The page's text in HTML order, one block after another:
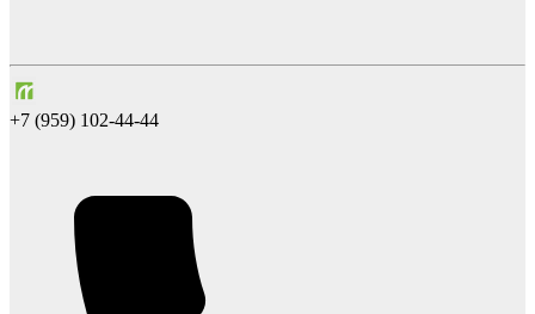
+7 (959) 102-44-44